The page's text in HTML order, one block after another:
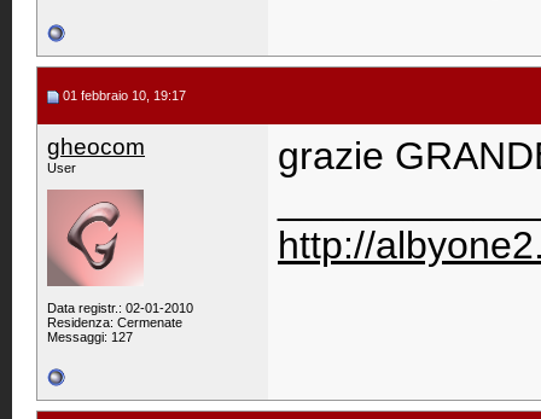
01 febbraio 10, 19:17
gheocom
User
Data registr.: 02-01-2010
Residenza: Cermenate
Messaggi: 127
grazie
http://